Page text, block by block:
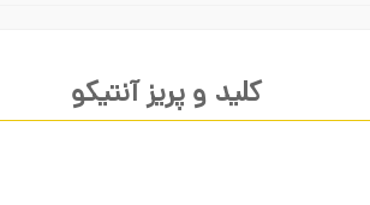
کلید و پریز آنتیکو